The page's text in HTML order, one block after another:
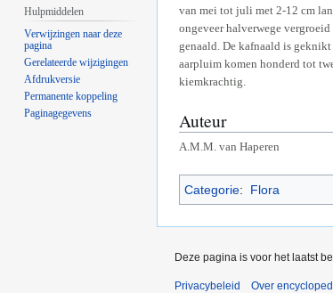
van mei tot juli met 2-12 cm
ongeveer halverwege
genaald. De kafnaald is
aarpluim komen honderd tot
kiemkrachtig.
Auteur
A.M.M. van Haperen
Categorie: Flora
Hulpmiddelen
Verwijzingen naar deze
pagina
Gerelateerde wijzigingen
Afdrukversie
Permanente koppeling
Paginagegevens
Deze pagina is voor het laatst
Privacybeleid Over